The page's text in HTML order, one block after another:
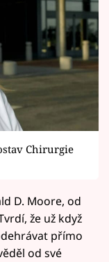
Chirurgie
D. Moore, od
že už když
přímo
od své